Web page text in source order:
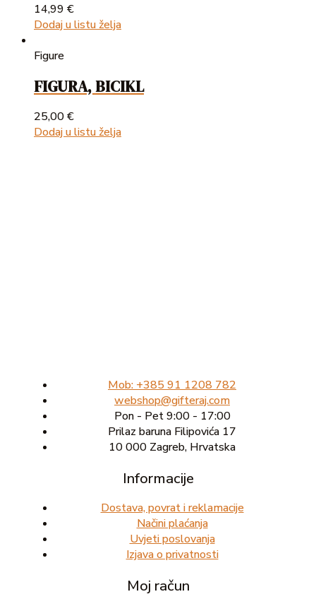
14,99 €
Dodaj u listu želja
Figure
FIGURA, BICIKL
25,00€
Dodaj u listu želja
Mob: +385 91 1208 782
webshop@gifteraj.com
Pon - Pet 9:00 - 17:00
Prilaz baruna Filipovića 17
10 000 Zagreb, Hrvatska
Informacije
Dostava, povrat i reklamacije
Načini plaćanja
Uvjeti poslovanja
Izjava o privatnosti
Moj račun